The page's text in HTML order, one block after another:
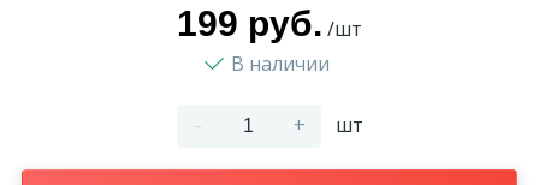
199 руб. /шт
В наличии
- + шт